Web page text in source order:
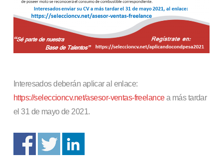
Interesados deberán aplicar al enlace:
https://seleccioncv.net/asesor-ventas-freelancea más tardar
el 31 de mayo de 2021.